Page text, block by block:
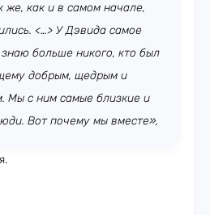
же, как и в самом начале,
<…> У Дэвида самое
больше никого, кто был
добрым, щедрым и
Мы с ним самые близкие и
Вот почему мы вместе»,